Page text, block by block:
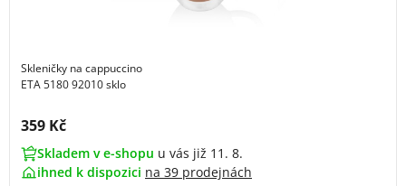
Skleničky na cappuccino
ETA 5180 92010 sklo
Cena s DPH:
359 Kč
Skladem v e-shopu u vás již 11. 8.
ihned k dispozici na 39 prodejnách